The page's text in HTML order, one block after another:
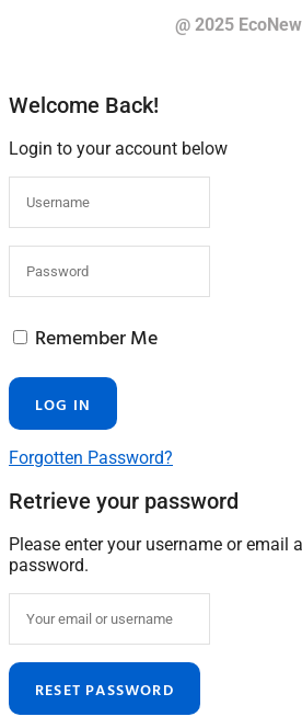
@ 2025
Welcome Back!
Login to your account below
Remember Me
Forgotten Password?
Retrieve your password
Please enter your username or email
password.